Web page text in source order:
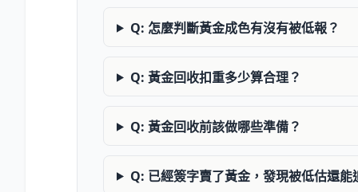
Q: 怎麼判斷黃金成色有沒有被低報？
Q: 黃金回收扣重多少算合理？
Q: 黃金回收前該做哪些準備？
Q: 已經簽字賣了黃金，發現被低估還能